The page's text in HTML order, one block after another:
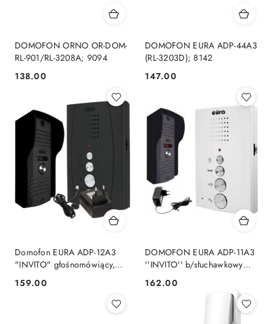
DOMOFON ORNO OR-DOM-
RL-901/RL-3208A; 9094
Cena:
138.00
DOMOFON EURA ADP-44A3
(RL-3203D); 8142
Cena:
147.00
Domofon EURA ADP-12A3
"INVITO" głośnomówiący,
bezsłuchawkowy
Cena:
159.00
DOMOFON EURA ADP-11A3
''INVITO'' b/słuchawkowy
biały
Cena:
162.00